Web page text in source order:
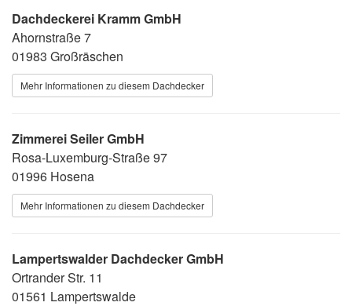
Dachdeckerei Kramm GmbH
Ahornstraße 7
01983 Großräschen
Mehr Informationen zu diesem Dachdecker
Zimmerei Seiler GmbH
Rosa-Luxemburg-Straße 97
01996 Hosena
Mehr Informationen zu diesem Dachdecker
Lampertswalder Dachdecker GmbH
Ortrander Str. 11
01561 Lampertswalde